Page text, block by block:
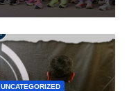
UNCATEGORIZED